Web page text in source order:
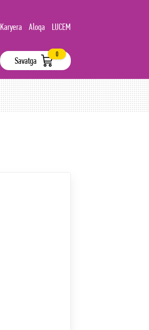
Karyera Aloqa LUCEM
Savatga
0